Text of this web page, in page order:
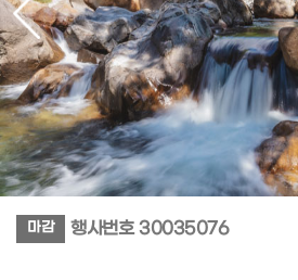
마감 행사번호 30035076